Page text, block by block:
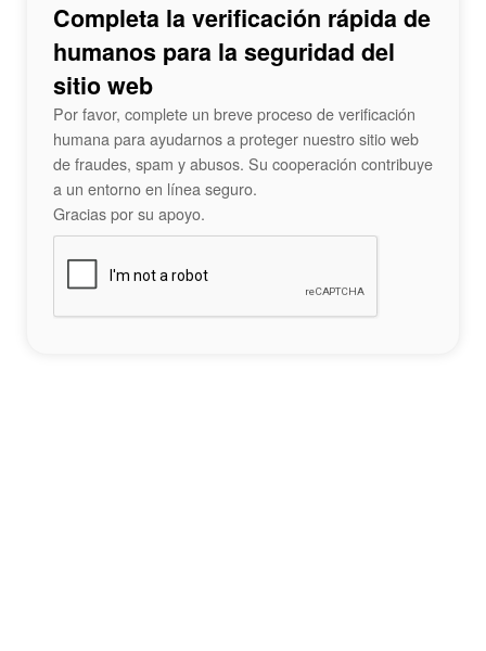
Completa la verificación rápida de
humanos para la seguridad del
sitio web
Por favor, complete un breve proceso de verificación
humana para ayudarnos a proteger nuestro sitio web
de fraudes, spam y abusos. Su cooperación contribuye
a un entorno en línea seguro.
Gracias por su apoyo.